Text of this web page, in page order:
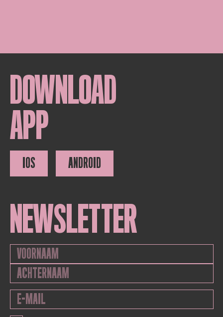
DOWNLOAD
APP
IOS ANDROID
NEWSLETTER